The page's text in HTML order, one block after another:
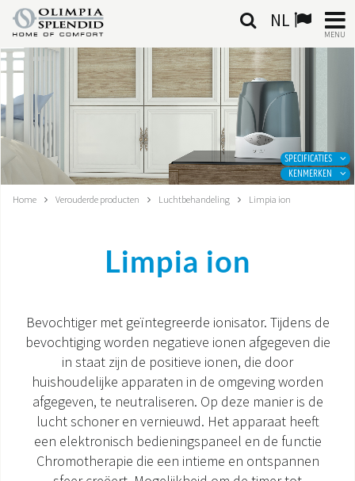
NL
MENU
NEDERLANDSE
HOME
KLIMAATREGELING
VERWARMING
WERELD OS
DOCUMENTATIE PRODUCTEN
SPECIFICATIES
KENMERKEN
Home Verouderde producten Luchtbehandeling Limpia ion
Limpia ion
Bevochtiger met geïntegreerde ionisator. Tijdens de
bevochtiging worden negatieve ionen afgegeven die
in staat zijn de positieve ionen, die door
huishoudelijke apparaten in de omgeving worden
afgegeven, te neutraliseren. Op deze manier is de
lucht schoner en vernieuwd. Het apparaat heeft
een elektronisch bedieningspaneel en de functie
Chromotherapie die een intieme en ontspannen